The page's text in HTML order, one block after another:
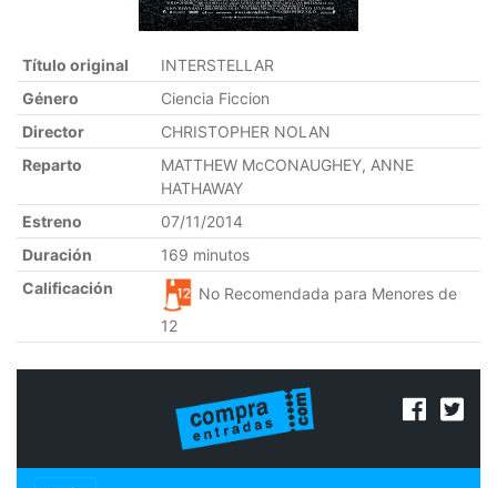
Título original
INTERSTELLAR
Género
Ciencia Ficcion
Director
CHRISTOPHER NOLAN
Reparto
MATTHEW McCONAUGHEY, ANNE
HATHAWAY
Estreno
07/11/2014
Duración
169 minutos
Calificación
No Recomendada para Menores de
12